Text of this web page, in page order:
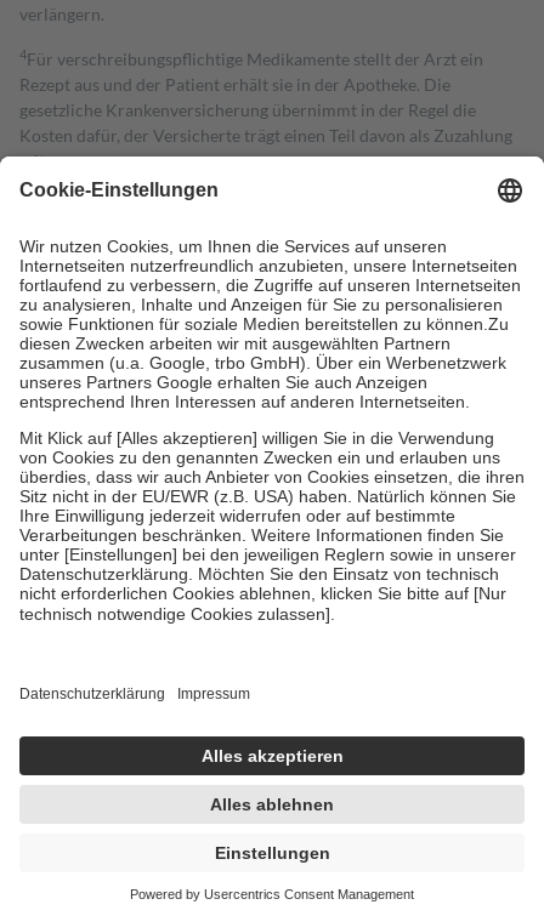
verlängern.
4Für verschreibungspflichtige Medikamente stellt der Arzt ein
Rezept aus und der Patient erhält sie in der Apotheke. Die
gesetzliche Krankenversicherung übernimmt in der Regel die
Kosten dafür, der Versicherte trägt einen Teil davon als Zuzahlung
mit.
Grundsätzlich leisten Mitglieder Zuzahlungen in Höhe von zehn
höchstens zehn Euro.
Es sind jedoch nie mehr als die tatsächlichen
Kosten der Leistung zu entrichten.
Diese Regeln gelten grundsätzlich auch für Online-Apotheken.
Bei Heilmitteln und häuslicher Krankenpflege beträgt die
Zuzahlung zehn Prozent der Kosten sowie zehn Euro je
Verordnung.
Um das Engagement der Versicherten für ihre eigene Gesundheit zu
stärken und die besondere Stellung der Familie zu unterstützen,
fallenkeine Zuzahlungenan bei:
• Kindern und Jugendlichen bis zum vollendeten 18. Lebensjahr
mit Ausnahme der Fahrkosten
• Untersuchungen zur Vorsorge und Früherkennung, die von der
GKV getragen werden
• empfohlenen Schutzimpfungen
• Harn- und Blutteststreifen
getroffen, um sicherzustellen, dass es sich um echte Bewertungen
https://help.etrusted.com/hc/de/articles/4419944605341
Einige Bilder und Inhalte wurden unter Zuhilfenahme künstlicher